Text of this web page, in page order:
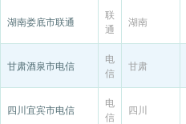
湖南娄底市联通
联
通
湖南
甘肃酒泉市电信
电
信
甘肃
四川宜宾市电信
电
信
四川